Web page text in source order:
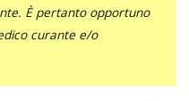
È pertanto opportuno
curante e/o